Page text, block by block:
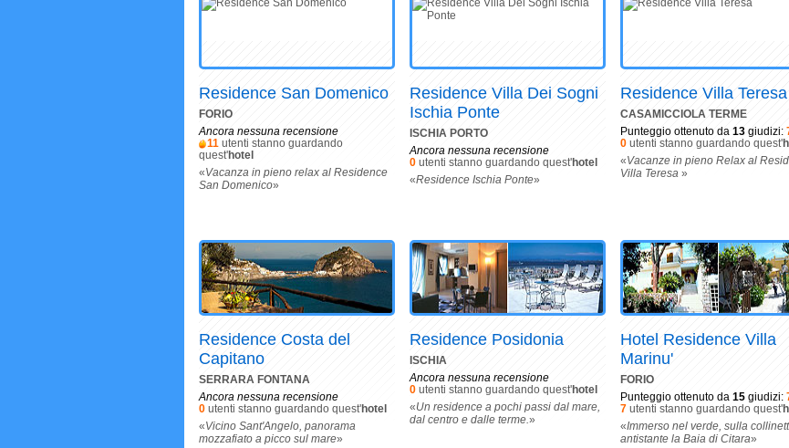
Residence San Domenico
FORIO
Ancora nessuna recensione
11 utenti stanno guardando
quest'hotel
«Vacanza in pieno relax al Residence
San Domenico»
Residence Villa Dei Sogni
Ischia Ponte
ISCHIA PORTO
Ancora nessuna recensione
0 utenti stanno guardando quest'hotel
«Residence Ischia Ponte»
Residence Villa Teresa
CASAMICCIOLA TERME
Punteggio ottenuto da 13 giudizi:
0 utenti stanno guardando quest'
«Vacanze in pieno Relax al
Villa Teresa »
Residence Costa del
Capitano
SERRARA FONTANA
Ancora nessuna recensione
0 utenti stanno guardando quest'hotel
«Vicino Sant'Angelo, panorama
mozzafiato a picco sul mare»
Residence Posidonia
ISCHIA
Ancora nessuna recensione
0 utenti stanno guardando quest'hotel
«Un residence a pochi passi dal mare,
dal centro e dalle terme.»
Hotel Residence Villa
Marinu'
FORIO
Punteggio ottenuto da 15 giudizi:
7 utenti stanno guardando quest'
«Immerso nel verde, sulla
antistante la Baia di Citara»